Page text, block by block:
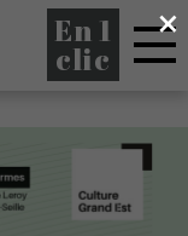
En 1
clic
×